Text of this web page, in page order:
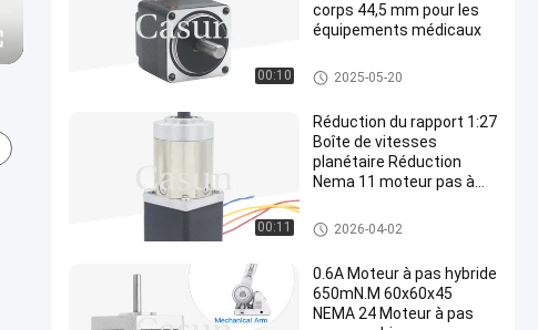
00:10
corps 44,5 mm pour les
équipements médicaux
moteur pas à pas de la NEMA
11
2025-05-20
00:11
Réduction du rapport 1:27
Boîte de vitesses
planétaire Réduction
Nema 11 moteur pas à
beauté
Nema 11 moteur pas à pas à e
ngrenages
2026-04-02
0.6A Moteur à pas hybride
650mN.M 60x60x45
NEMA 24 Moteur à pas